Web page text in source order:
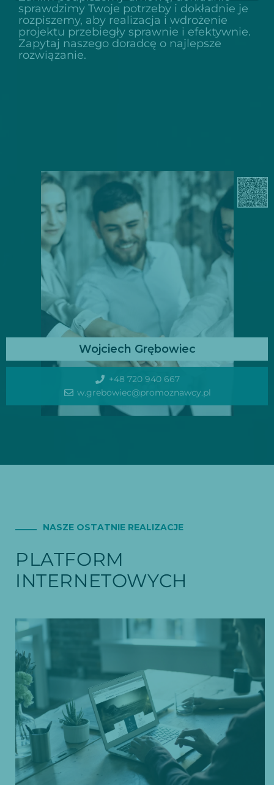
sprawdzimy Twoje potrzeby i dokładnie je
rozpiszemy, aby realizacja i wdrożenie
projektu przebiegły sprawnie i efektywnie.
Zapytaj naszego doradcę o najlepsze
rozwiązanie.
Wojciech Grębowiec
+48 720 940 667
w.grebowiec@promoznawcy.pl
NASZE OSTATNIE REALIZACJE
PLATFORM
INTERNETOWYCH